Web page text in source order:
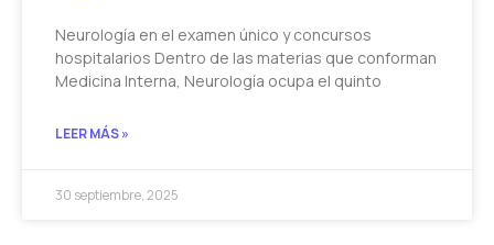
Neurología en el examen único y concursos
hospitalarios Dentro de las materias que conforman
Medicina Interna, Neurología ocupa el quinto
LEER MÁS »
30 septiembre, 2025